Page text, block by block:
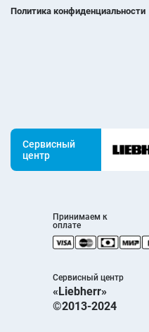
Политика конфиденциальности
Сервисный
центр
Принимаем к
оплате
Сервисный центр
«Liebherr»
©2013-2024